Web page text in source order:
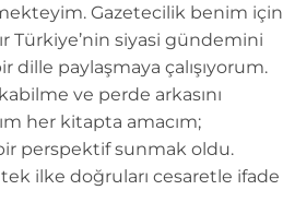
Gazetecilik benim için
Türkiye’nin siyasi gündemini
dille paylaşmaya çalışıyorum.
ve perde arkasını
her kitapta amacım;
perspektif sunmak oldu.
ilke doğruları cesaretle ifade